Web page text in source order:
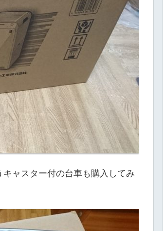
ャスター付の台車も購入してみ